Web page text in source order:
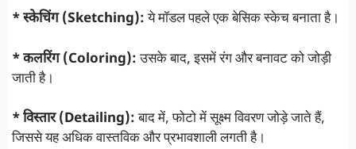
* स्केचिंग (Sketching):ये मॉडल पहले एक बेसिक स्केच बनाता है।
* कलरिंग (Coloring):उसके बाद, इसमें रंग और बनावट को जोड़ी
जाती है।
* विस्तार (Detailing):बाद में, फोटो में सूक्ष्म विवरण जोड़े जाते हैं,
जिससे यह अधिक वास्तविक और प्रभावशाली लगती है।